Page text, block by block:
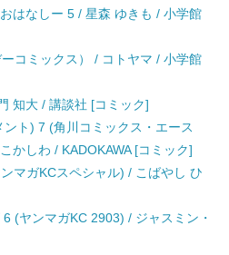
はなしー 5 / 星森 ゆきも / 小学館
コミックス） / コトヤマ / 小学館
知大 / 講談社 [コミック]
ト) 7 (角川コミックス・エース
かしわ / KADOKAWA [コミック]
マガKCスペシャル) / こばやし ひ
(ヤンマガKC 2903) / ジャスミン・